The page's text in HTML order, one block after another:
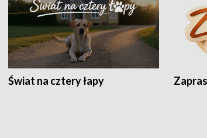
Świat na cztery łapy